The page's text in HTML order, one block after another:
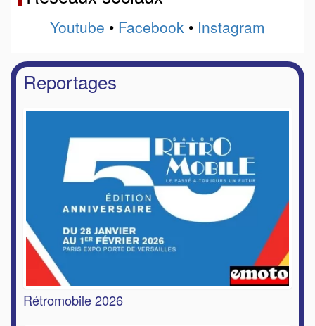
Youtube • Facebook • Instagram
Reportages
Rétromobile 2026